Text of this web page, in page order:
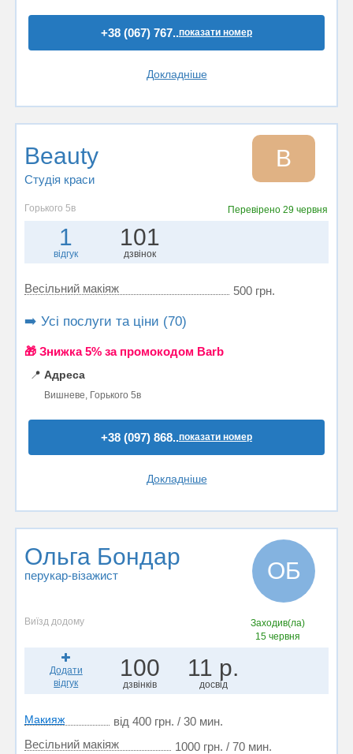
+38 (067) 767..показати номер
Докладніше
Beauty
Студія краси
B
Горького 5в Перевірено29 червня
1
відгук
101
дзвінок
Весільний макіяж 500 грн.
➡️ Усі послуги та ціни (70)
🎁 Знижка 5% за промокодом Barb
📍 Адреса
Вишневе, Горького 5в
+38 (097) 868..показати номер
Докладніше
Ольга Бондар
перукар-візажист ОБ
Виїзд додому
Заходив(ла)
15 червня
Додати
відгук
100
дзвінків
11 р.
досвід
Макияж
від 400 грн. / 30 мин.
Весільний макіяж
1000 грн. / 70 мин.